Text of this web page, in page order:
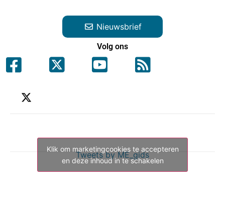
Nieuwsbrief
Volg ons
Tweets by ME_gids
Klik om marketingcookies te accepteren
en deze inhoud in te schakelen